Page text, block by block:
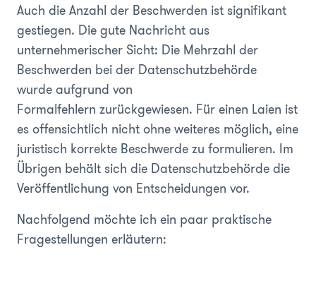
Auch die Anzahl der Beschwerden ist signifikant
gestiegen. Die gute Nachricht aus
unternehmerischer Sicht: Die Mehrzahl der
Beschwerden bei der Datenschutzbehörde
wurde aufgrund von
Formalfehlern zurückgewiesen. Für einen Laien ist
es offensichtlich nicht ohne weiteres möglich, eine
juristisch korrekte Beschwerde zu formulieren. Im
Übrigen behält sich die Datenschutzbehörde die
Veröffentlichung von Entscheidungen vor.
Nachfolgend möchte ich ein paar praktische
Fragestellungen erläutern: